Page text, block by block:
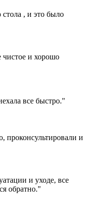
, и это было
чистое и хорошо
все быстро."
проконсультировали и
и уходе, все
обратно."